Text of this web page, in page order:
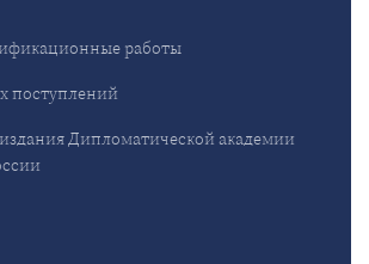
работы
поступлений
Дипломатической академии